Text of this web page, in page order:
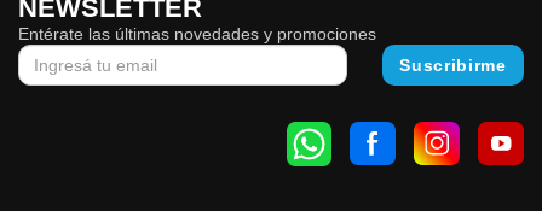
NEWSLETTER
Entérate las últimas novedades y promociones